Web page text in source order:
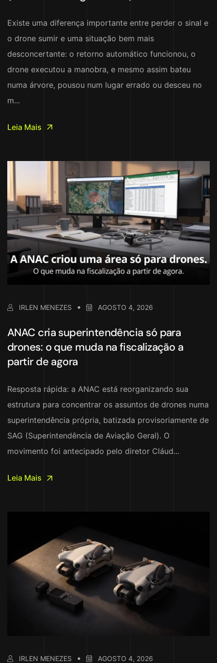
Existe uma diferença importante entre perder o sinal e
o drone sumir e uma situação bem mais
desconcertante: o retorno automático funcionou, o
drone executou a manobra, e mesmo assim bateu
numa árvore, pousou num lugar errado ou desceu no
m...
Leia Mais
IRLEN MENEZES AGOSTO 4, 2026
ANAC cria superintendência só para
drones: o que muda na fiscalização a
partir de agora
Resposta rápida: a ANAC está reorganizando sua
estrutura para concentrar os assuntos de drones numa
superintendência própria, batizada provisoriamente de
SAG (Superintendência de Aviação Geral). O
movimento foi antecipado pelo diretor Cláud...
Leia Mais
IRLEN MENEZES AGOSTO 4, 2026